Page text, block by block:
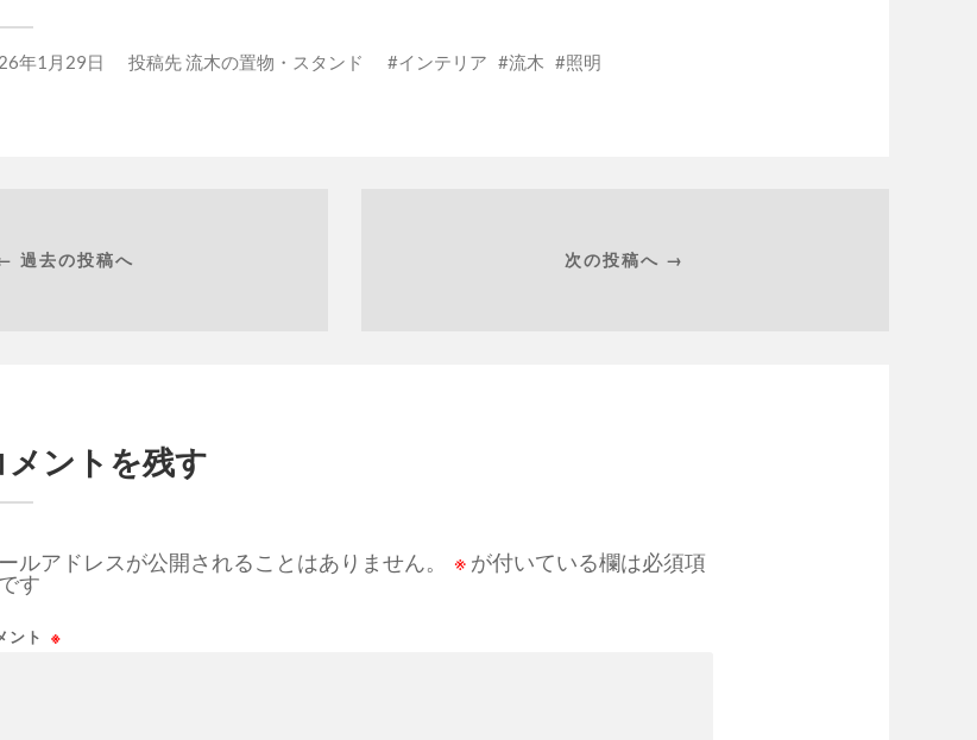
年1月29日 投稿先流木の置物・スタンド インテリア 流木 照明
過去の投稿へ 次の投稿へ →
メントを残す
ルアドレスが公開されることはありません。 ※ が付いている欄は必須項
す
ント ※